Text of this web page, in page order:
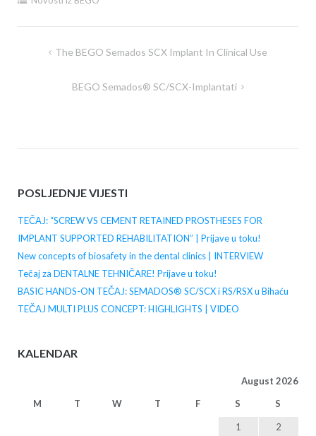
navigation
The BEGO Semados SCX Implant In Clinical Use
BEGO Semados® SC/SCX-Implantati
POSLJEDNJE VIJESTI
TEČAJ: “SCREW VS CEMENT RETAINED PROSTHESES FOR
IMPLANT SUPPORTED REHABILITATION” | Prijave u toku!
New concepts of biosafety in the dental clinics | INTERVIEW
Tečaj za DENTALNE TEHNIČARE! Prijave u toku!
BASIC HANDS-ON TEČAJ: SEMADOS® SC/SCX i RS/RSX u Bihaću
TEČAJ MULTI PLUS CONCEPT: HIGHLIGHTS | VIDEO
KALENDAR
August 2026
M T W T F S S
1
2